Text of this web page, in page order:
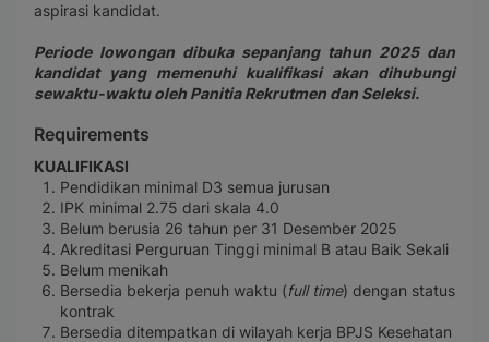
aspirasi kandidat.
Periode lowongan dibuka sepanjang tahun 2025 dan
kandidat yang memenuhi kualifikasi akan dihubungi
sewaktu-waktu oleh Panitia Rekrutmen dan Seleksi.
Requirements
KUALIFIKASI
Pendidikan minimal D3 semua jurusan
IPK minimal 2.75 dari skala 4.0
Belum berusia 26 tahun per 31 Desember 2025
Akreditasi Perguruan Tinggi minimal B atau Baik Sekali
Belum menikah
Bersedia bekerja penuh waktu (full time) dengan status
kontrak
Bersedia ditempatkan di wilayah kerja BPJS Kesehatan